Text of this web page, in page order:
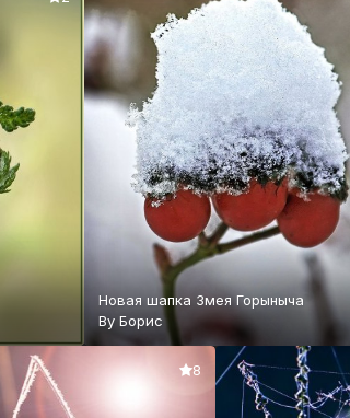
Новая шапка Змея Горыныча
ByБорис
8